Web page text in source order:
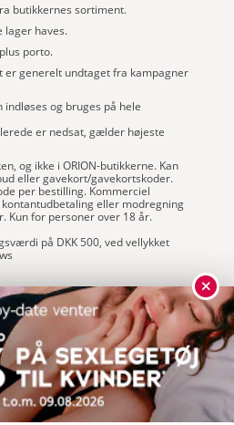
butikkernes sortiment.
lager haves.
porto.
generelt undtaget fra kampagner
og bruges på hele
er nedsat, gælder højeste
og ikke i ORION-butikkerne. Kan
eller gavekort/gavekortskoder.
per bestilling. Kommerciel
eller modregning
Kun for personer over 18 år.
på DKK 500, ved vellykket